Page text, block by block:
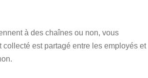
à des chaînes ou non, vous
collecté est partagé entre les employés et